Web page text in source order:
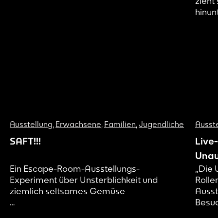
Ausstellung, Erwachsene, Familien, Jugendliche
SAFT!!!
Ein Escape-Room-Ausstellungs-
Experiment über Unsterblichkeit und
ziemlich seltsames Gemüse
„Die